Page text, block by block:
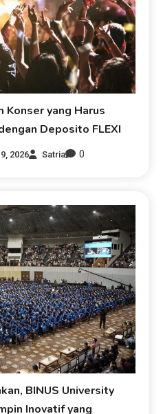
yang Harus
Deposito FLEXI
2026 Satria 0
BINUS University
Inovatif yang